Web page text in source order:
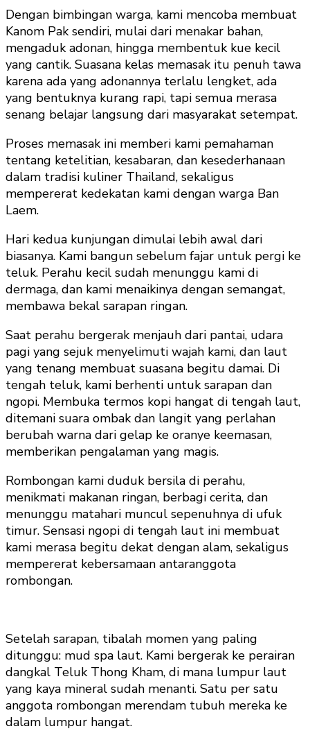
Dengan bimbingan warga, kami mencoba membuat
Kanom Pak sendiri, mulai dari menakar bahan,
mengaduk adonan, hingga membentuk kue kecil
yang cantik. Suasana kelas memasak itu penuh tawa
karena ada yang adonannya terlalu lengket, ada
yang bentuknya kurang rapi, tapi semua merasa
senang belajar langsung dari masyarakat setempat.
Proses memasak ini memberi kami pemahaman
tentang ketelitian, kesabaran, dan kesederhanaan
dalam tradisi kuliner Thailand, sekaligus
mempererat kedekatan kami dengan warga Ban
Laem.
Hari kedua kunjungan dimulai lebih awal dari
biasanya. Kami bangun sebelum fajar untuk pergi ke
teluk. Perahu kecil sudah menunggu kami di
dermaga, dan kami menaikinya dengan semangat,
membawa bekal sarapan ringan.
Saat perahu bergerak menjauh dari pantai, udara
pagi yang sejuk menyelimuti wajah kami, dan laut
yang tenang membuat suasana begitu damai. Di
tengah teluk, kami berhenti untuk sarapan dan
ngopi. Membuka termos kopi hangat di tengah laut,
ditemani suara ombak dan langit yang perlahan
berubah warna dari gelap ke oranye keemasan,
memberikan pengalaman yang magis.
Rombongan kami duduk bersila di perahu,
menikmati makanan ringan, berbagi cerita, dan
menunggu matahari muncul sepenuhnya di ufuk
timur. Sensasi ngopi di tengah laut ini membuat
kami merasa begitu dekat dengan alam, sekaligus
mempererat kebersamaan antaranggota
rombongan.
Setelah sarapan, tibalah momen yang paling
ditunggu: mud spa laut. Kami bergerak ke perairan
dangkal Teluk Thong Kham, di mana lumpur laut
yang kaya mineral sudah menanti. Satu per satu
anggota rombongan merendam tubuh mereka ke
dalam lumpur hangat.